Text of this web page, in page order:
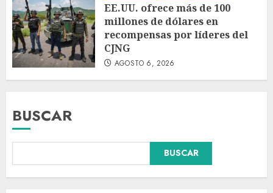
EE.UU. ofrece más de 100
millones de dólares en
recompensas por líderes del
CJNG
AGOSTO 6, 2026
BUSCAR
BUSCAR
Falla en sistema Booster de El
Carrizo deja sin agua a 147